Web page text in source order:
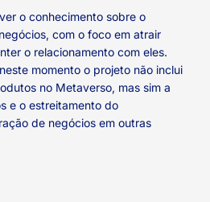
o conhecimento sobre o
com o foco em atrair
o relacionamento com eles.
momento o projeto não inclui
no Metaverso, mas sim a
e o estreitamento do
de negócios em outras